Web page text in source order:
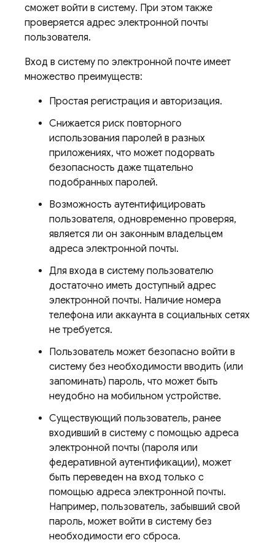
сможет войти в систему. При этом также
проверяется адрес электронной почты
пользователя.
Вход в систему по электронной почте имеет
множество преимуществ:
Простая регистрация и авторизация.
Снижается риск повторного
использования паролей в разных
приложениях, что может подорвать
безопасность даже тщательно
подобранных паролей.
Возможность аутентифицировать
пользователя, одновременно проверяя,
является ли он законным владельцем
адреса электронной почты.
Для входа в систему пользователю
достаточно иметь доступный адрес
электронной почты. Наличие номера
телефона или аккаунта в социальных сетях
не требуется.
Пользователь может безопасно войти в
систему без необходимости вводить (или
запоминать) пароль, что может быть
неудобно на мобильном устройстве.
Существующий пользователь, ранее
входивший в систему с помощью адреса
электронной почты (пароля или
федеративной аутентификации), может
быть переведен на вход только с
помощью адреса электронной почты.
Например, пользователь, забывший свой
пароль, может войти в систему без
необходимости его сброса.